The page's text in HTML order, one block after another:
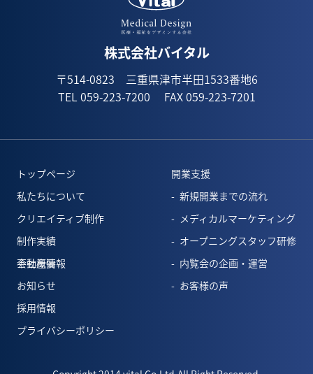
株式会社バイタル
〒514-0823 三重県津市半田1533番地6
TEL 059-223-7200 FAX 059-223-7201
トップページ
私たちについて
クリエイティブ制作
制作実績
会社概要
開業支援
新規開業までの流れ
メディカルマーケティング
オープニングスタッフ研修
内覧会の企画・運営
お客様の声
不動産情報
お知らせ
採用情報
プライバシーポリシー